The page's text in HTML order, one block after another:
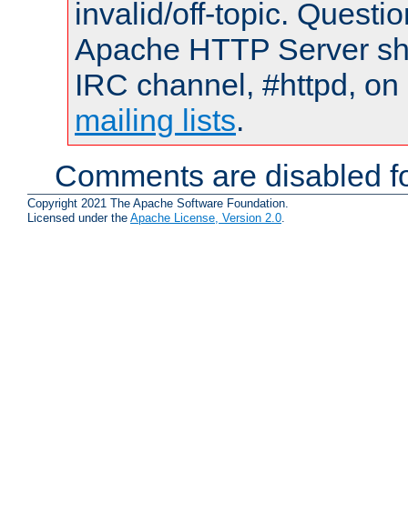
invalid/off-topic.
Apache HTTP Server
IRC channel, #httpd,
mailing lists.
Comments are disabled
Copyright 2021 The Apache Software Foundation.
Licensed under the Apache License, Version 2.0.